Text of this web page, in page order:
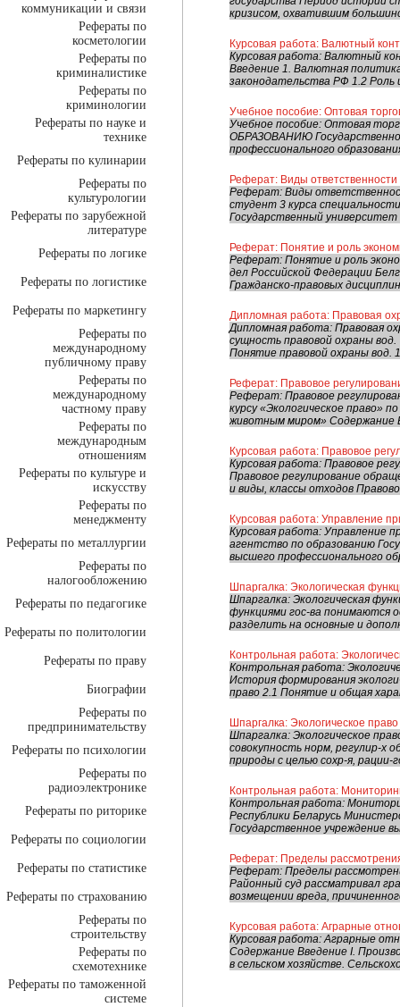
коммуникации и связи
Рефераты по
косметологии
Рефераты по
криминалистике
Рефераты по
криминологии
Рефераты по науке и
технике
Рефераты по кулинарии
Рефераты по
культурологии
Рефераты по зарубежной
литературе
Рефераты по логике
Рефераты по логистике
Рефераты по маркетингу
Рефераты по
международному
публичному праву
Рефераты по
международному
частному праву
Рефераты по
международным
отношениям
Рефераты по культуре и
искусству
Рефераты по
менеджменту
Рефераты по металлургии
Рефераты по
налогообложению
Рефераты по педагогике
Рефераты по политологии
Рефераты по праву
Биографии
Рефераты по
предпринимательству
Рефераты по психологии
Рефераты по
радиоэлектронике
Рефераты по риторике
Рефераты по социологии
Рефераты по статистике
Рефераты по страхованию
Рефераты по
строительству
Рефераты по
схемотехнике
Рефераты по таможенной
системе
кризисом, охватившим
Курсовая работа: Валютный
Курсовая работа: Валютный
Введение 1. Валютная
законодательства РФ 1.2 Роль
Учебное пособие: Оптовая
Учебное пособие: Оптовая
ОБРАЗОВАНИЮ
профессионального
Реферат: Виды
Реферат: Виды
студент 3 курса
Государственный
Реферат: Понятие и роль
Реферат: Понятие и роль
дел Российской Федерации
Гражданско-правовых
Дипломная работа: Правовая
Дипломная работа: Правовая
сущность правовой охраны
Понятие правовой охраны вод.
Реферат: Правовое
Реферат: Правовое
курсу «Экологическое право»
животным миром» Содержание
Курсовая работа: Правовое
Курсовая работа: Правовое
Правовое регулирование
и виды, классы отходов
Курсовая работа: Управление
Курсовая работа: Управление
агентство по образованию
высшего профессионального
Шпаргалка: Экологическая
Шпаргалка: Экологическая
функциями гос-ва понимаются
разделить на основные и
Контрольная работа:
Контрольная работа:
История формирования
право 2.1 Понятие и общая
Шпаргалка: Экологическое право
Шпаргалка: Экологическое
совокупность норм, регулир-х
природы с целью сохр-я, рации-
Контрольная работа:
Контрольная работа:
Республики Беларусь
Государственное учреждение
Реферат: Пределы
Реферат: Пределы
Районный суд рассматривал
возмещении вреда,
Курсовая работа: Аграрные
Курсовая работа: Аграрные
Содержание Введение I.
в сельском хозяйстве.